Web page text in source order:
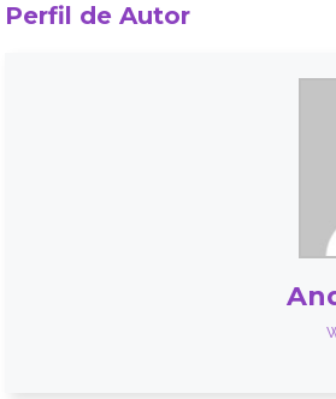
Perfil de Autor